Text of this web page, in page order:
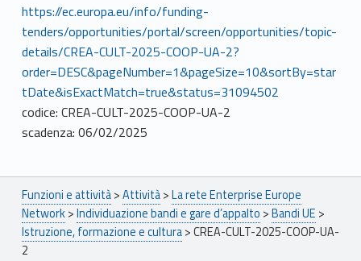
https://ec.europa.eu/info/funding-
tenders/opportunities/portal/screen/opportunities/topic-
details/CREA-CULT-2025-COOP-UA-2?
order=DESC&pageNumber=1&pageSize=10&sortBy=star
tDate&isExactMatch=true&status=31094502
codice: CREA-CULT-2025-COOP-UA-2
scadenza: 06/02/2025
Breadcrumbs navigation
Funzioni e attività>Attività>La rete Enterprise Europe
Network>Individuazione bandi e gare d’appalto >Bandi UE >
Istruzione, formazione e cultura>CREA-CULT-2025-COOP-UA-
2